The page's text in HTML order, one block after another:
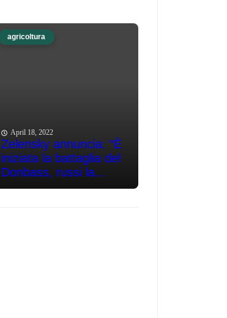
agricoltura
April 18, 2022
Zelensky annuncia: “È
iniziata la battaglia del
Donbass, russi la...